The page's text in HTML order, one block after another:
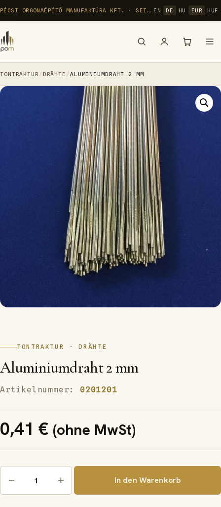
Zum
springen
PÉCSI ORGONAÉPÍTŐ MANUFAKTÚRA KFT. · SEIT 1992 EN DE HU EUR HUF
TONTRAKTUR/ DRÄHTE /ALUMINIUMDRAHT 2 MM
TONTRAKTUR · DRÄHTE
Aluminiumdraht 2 mm
Artikelnummer: 0201201
0,41 € (ohne MwSt)
mm
− + In den Warenkorb